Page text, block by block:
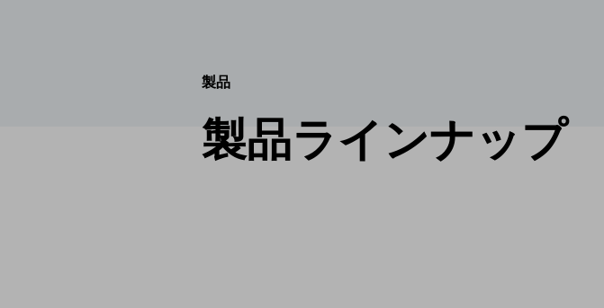
製品
製品ラインナップ